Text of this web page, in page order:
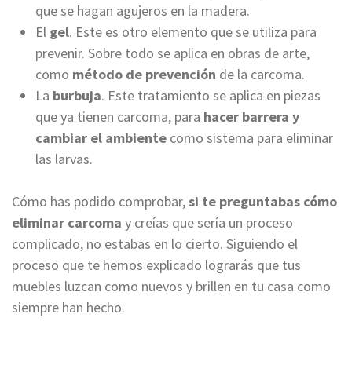
que se hagan agujeros en la madera.
El gel. Este es otro elemento que se utiliza para
prevenir. Sobre todo se aplica en obras de arte,
como método de prevención de la carcoma.
La burbuja. Este tratamiento se aplica en piezas
que ya tienen carcoma, para hacer barrera y
cambiar el ambiente como sistema para eliminar
las larvas.
Cómo has podido comprobar,si te preguntabas cómo
eliminar carcoma y creías que sería un proceso
complicado, no estabas en lo cierto. Siguiendo el
proceso que te hemos explicado lograrás que tus
muebles luzcan como nuevos y brillen en tu casa como
siempre han hecho.